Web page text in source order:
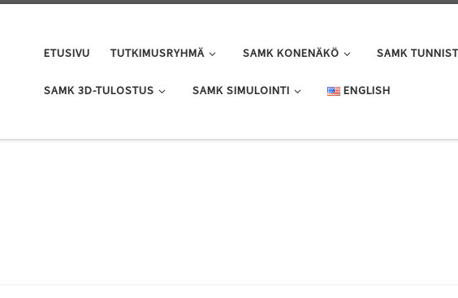
ETUSIVU TUTKIMUSRYHMÄ SAMK KONENÄKÖ SAMK
SAMK 3D-TULOSTUS SAMK SIMULOINTI ENGLISH